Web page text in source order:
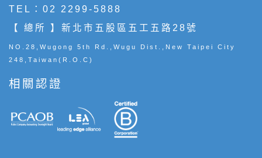
TEL： 02 2299-5888
【 總所 】新北市五股區五工五路28號
NO.28,Wugong 5th Rd.,Wugu Dist.,New Taipei City
248,Taiwan(R.O.C)
相關認證